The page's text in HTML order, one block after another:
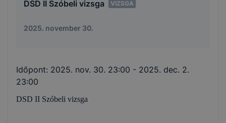
DSD II Szóbeli vizsga VIZSGA
2025. november 30.
Időpont: 2025. nov. 30. 23:00 - 2025. dec. 2.
23:00
DSD II Szóbeli vizsga